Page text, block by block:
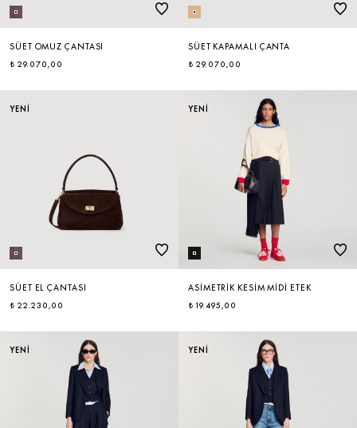
SÜET OMUZ ÇANTASI
₺ 29.070,00
SÜET KAPAMALI ÇANTA
₺ 29.070,00
YENİ
SÜET EL ÇANTASI
₺ 22.230,00
YENİ
ASIMETRIK KESIM MIDI ETEK
₺ 19.495,00
YENİ YENİ